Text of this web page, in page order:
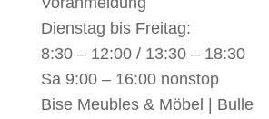
Dienstag bis Freitag:
8:30 – 12:00 / 13:30 – 18:30
Sa 9:00 – 16:00 nonstop
Bise Meubles & Möbel | Bulle